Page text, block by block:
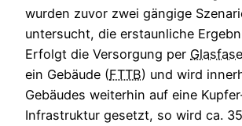
wurden zuvor zwei gängige
untersucht, die erstaunliche
Erfolgt die Versorgung per
ein Gebäude (FTTB) und wird
Gebäudes weiterhin auf eine
Infrastruktur gesetzt, so wird ca.